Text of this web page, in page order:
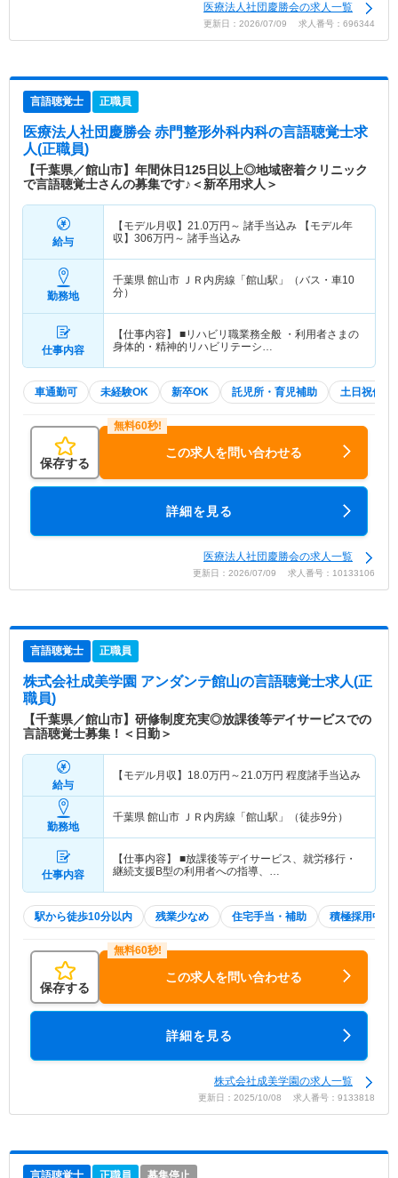
医療法人社団慶勝会の求人一覧
更新日：2026/07/09 求人番号：696344
言語聴覚士 正職員
医療法人社団慶勝会 赤門整形外科内科の言語聴覚士求
人(正職員)
【千葉県／館山市】年間休日125日以上◎地域密着クリニック
で言語聴覚士さんの募集です♪＜新卒用求人＞
給与
【モデル月収】 21.0万円～ 諸手当込み 【モデル年
収】 306万円～ 諸手当込み
勤務地
千葉県 館山市 ＪＲ内房線「館山駅」（バス・車10
分）
仕事内容
【仕事内容】 ■リハビリ職業務全般 ・利用者さまの
身体的・精神的リハビリテーシ…
車通勤可 未経験OK 新卒OK 託児所・育児補助 土日祝休
保存する
この求人を問い合わせる
詳細を見る
医療法人社団慶勝会の求人一覧
更新日：2026/07/09 求人番号：10133106
言語聴覚士 正職員
株式会社成美学園 アンダンテ館山の言語聴覚士求人(正
職員)
【千葉県／館山市】研修制度充実◎放課後等デイサービスでの
言語聴覚士募集！＜日勤＞
給与
【モデル月収】 18.0万円～21.0万円 程度諸手当込み
勤務地
千葉県 館山市 ＪＲ内房線「館山駅」（徒歩9分）
仕事内容
【仕事内容】 ■放課後等デイサービス、就労移行・
継続支援B型の利用者への指導、…
駅から徒歩10分以内 残業少なめ 住宅手当・補助 積極採用中
保存する
この求人を問い合わせる
詳細を見る
株式会社成美学園の求人一覧
更新日：2025/10/08 求人番号：9133818